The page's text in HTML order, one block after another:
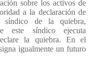
sobre los activos de
a la declaración de
síndico de la quiebra,
este síndico ejecuta
la quiebra. En el
igualmente un futuro